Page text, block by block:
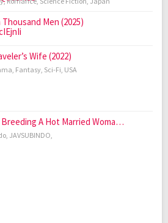
Men (2025)
Wife (2022)
Fantasy Sci-Fi USA
Breeding A Hot Married Woma…
JAVSUBINDO